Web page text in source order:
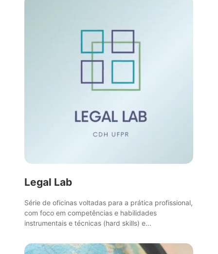
Legal Lab
Série de oficinas voltadas para a prática profissional,
com foco em competências e habilidades
instrumentais e técnicas (hard skills) e...